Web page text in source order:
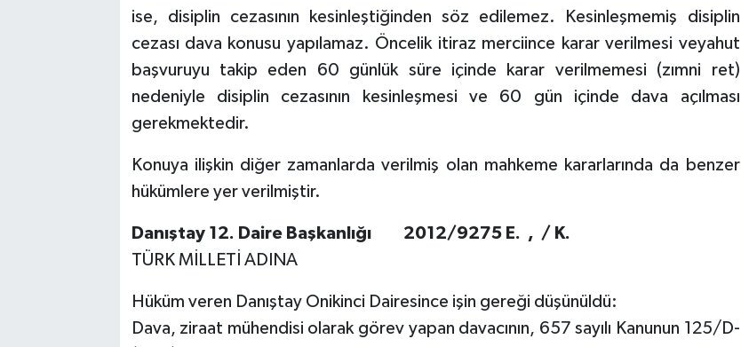
ise, disiplin cezasının kesinleştiğinden söz edilemez. Kesinleşmemiş disiplin
cezası dava konusu yapılamaz. Öncelik itiraz merciince karar verilmesi veyahut
başvuruyu takip eden 60 günlük süre içinde karar verilmemesi (zımni ret)
nedeniyle disiplin cezasının kesinleşmesi ve 60 gün içinde dava açılması
gerekmektedir.
Konuya ilişkin diğer zamanlarda verilmiş olan mahkeme kararlarında da benzer
hükümlere yer verilmiştir.
Danıştay 12. Daire Başkanlığı 2012/9275 E. , / K.
TÜRK MİLLETİ ADINA
Hüküm veren Danıştay Onikinci Dairesince işin gereği düşünüldü:
Dava, ziraat mühendisi olarak görev yapan davacının, 657 sayılı Kanunun 125/D-